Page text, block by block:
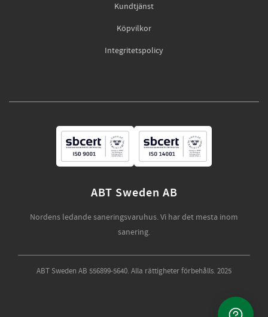
Kundtjänst
Köpvilkor
Integritetspolicy
ABT Sweden AB
Nordens ledande saneringsvaruhus. Vi har det mesta inom
sanering.
ABT Sweden AB 556899-5640. Alla rättigheter förbehålls. 2025